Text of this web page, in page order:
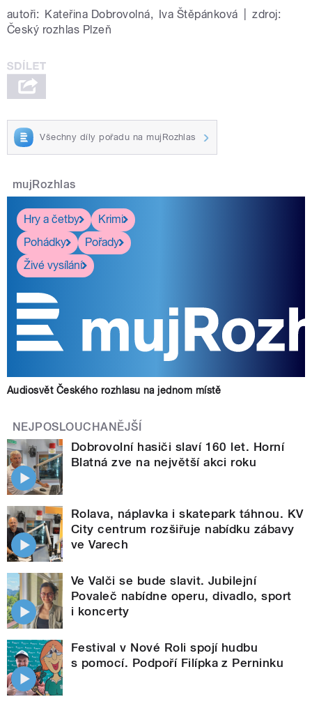
autoři: Kateřina Dobrovolná, Iva Štěpánková
zdroj:
Český rozhlas Plzeň
Všechny díly pořadu na mujRozhlas
mujRozhlas
Hry a četby
Krimi
Pohádky
Pořady
Živé vysílání
Audiosvět Českého rozhlasu na jednom místě
NEJPOSLOUCHANĚJŠÍ
Dobrovolní hasiči slaví 160 let. Horní
Blatná zve na největší akci roku
Rolava, náplavka i skatepark táhnou. KV
City centrum rozšiřuje nabídku zábavy
ve Varech
Ve Valči se bude slavit. Jubilejní
Povaleč nabídne operu, divadlo, sport
i koncerty
Festival v Nové Roli spojí hudbu
s pomocí. Podpoří Filípka z Perninku